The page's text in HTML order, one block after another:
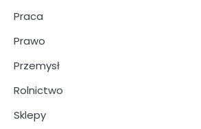
Praca
Prawo
Przemysł
Rolnictwo
Sklepy